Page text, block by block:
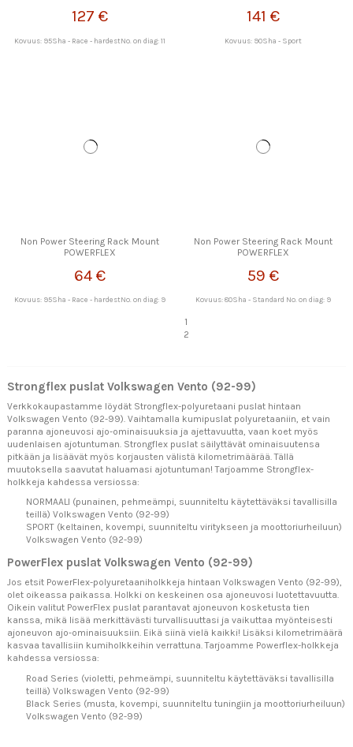
127 €
Kovuus: 95Sha - Race - hardestNo. on diag: 11
141 €
Kovuus: 90Sha - Sport
Non Power Steering Rack Mount
POWERFLEX
64 €
Kovuus: 95Sha - Race - hardestNo. on diag: 9
Non Power Steering Rack Mount
POWERFLEX
59 €
Kovuus: 80Sha - Standard No. on diag: 9
1
2
Strongflex puslat Volkswagen Vento (92-99)
Verkkokaupastamme löydät Strongflex-polyuretaani puslat hintaan
Volkswagen Vento (92-99). Vaihtamalla kumipuslat polyuretaaniin, et vain
paranna ajoneuvosi ajo-ominaisuuksia ja ajettavuutta, vaan koet myös
uudenlaisen ajotuntuman. Strongflex puslat säilyttävät ominaisuutensa
pitkään ja lisäävät myös korjausten välistä kilometrimäärää. Tällä
muutoksella saavutat haluamasi ajotuntuman! Tarjoamme Strongflex-
holkkeja kahdessa versiossa:
NORMAALI (punainen, pehmeämpi, suunniteltu käytettäväksi tavallisilla
teillä) Volkswagen Vento (92-99)
SPORT (keltainen, kovempi, suunniteltu viritykseen ja moottoriurheiluun)
Volkswagen Vento (92-99)
PowerFlex puslat Volkswagen Vento (92-99)
Jos etsit PowerFlex-polyuretaaniholkkeja hintaan Volkswagen Vento (92-99),
olet oikeassa paikassa. Holkki on keskeinen osa ajoneuvosi luotettavuutta.
Oikein valitut PowerFlex puslat parantavat ajoneuvon kosketusta tien
kanssa, mikä lisää merkittävästi turvallisuuttasi ja vaikuttaa myönteisesti
ajoneuvon ajo-ominaisuuksiin. Eikä siinä vielä kaikki! Lisäksi kilometrimäärä
kasvaa tavallisiin kumiholkkeihin verrattuna. Tarjoamme Powerflex-holkkeja
kahdessa versiossa:
Road Series (violetti, pehmeämpi, suunniteltu käytettäväksi tavallisilla
teillä) Volkswagen Vento (92-99)
Black Series (musta, kovempi, suunniteltu tuningiin ja moottoriurheiluun)
Volkswagen Vento (92-99)